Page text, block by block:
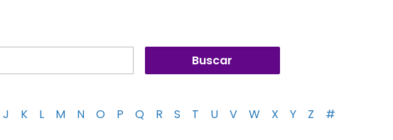
J K L M N O P Q R S T U V W X Y Z #